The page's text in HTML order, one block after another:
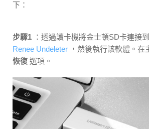
下：
步驟1 ：透過讀卡機將金士頓SD卡連接
Renee Undeleter ，然後執行該軟體。在
恢復 選項。